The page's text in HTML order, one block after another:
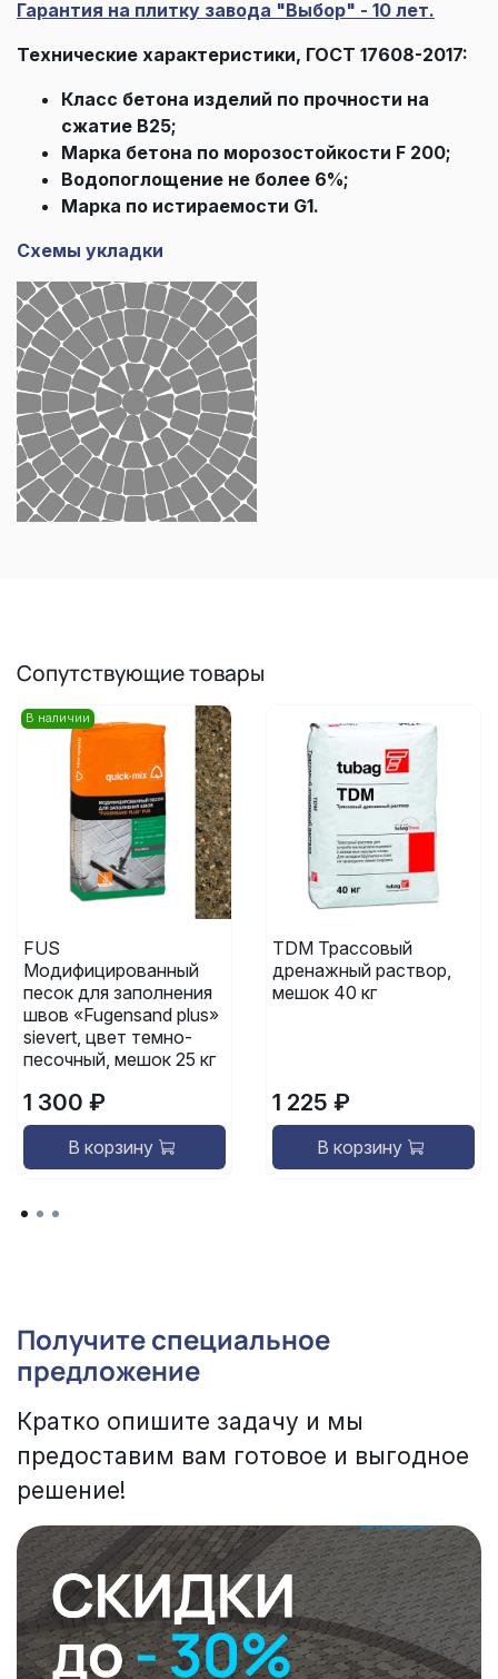
Гарантия на плитку завода "Выбор" - 10 лет.
Технические характеристики, ГОСТ 17608-2017:
Класс бетона изделий по прочности на
сжатие В25;
Марка бетона по морозостойкости F 200;
Водопоглощение не более 6%;
Марка по истираемости G1.
Схемы укладки
Сопутствующие товары
В наличии
FUS
Модифицированный
песок для заполнения
швов «Fugensand plus»
sievert, цвет темно-
песочный, мешок 25 кг
1 300 ₽
В корзину
TDM Трассовый
дренажный раствор,
мешок 40 кг
1 225 ₽
В корзину
Получите специальное
предложение
Кратко опишите задачу и мы
предоставим вам готовое и выгодное
решение!